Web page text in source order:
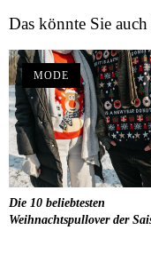
Das könnte Sie auch
MODE
Die 10 beliebtesten
Weihnachtspullover der